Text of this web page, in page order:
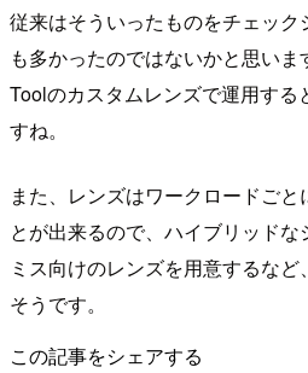
従来はそういったものをチェック
も多かったのではないかと思い
Toolのカスタムレンズで運用す
すね。
また、レンズはワークロードご
とが出来るので、ハイブリッド
ミス向けのレンズを用意するな
そうです。
この記事をシェアする